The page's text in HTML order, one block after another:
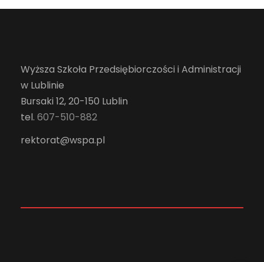
Wyższa Szkoła Przedsiębiorczości i Administracji
w Lublinie
Bursaki 12, 20-150 Lublin
tel. 607-510-882
rektorat@wspa.pl